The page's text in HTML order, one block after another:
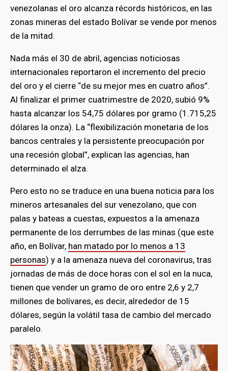
venezolanas el oro alcanza récords históricos, en las
zonas mineras del estado Bolívar se vende por menos
de la mitad.
Nada más el 30 de abril, agencias noticiosas
internacionales reportaron el incremento del precio
del oro y el cierre “de su mejor mes en cuatro años”.
Al finalizar el primer cuatrimestre de 2020, subió 9%
hasta alcanzar los 54,75 dólares por gramo (1.715,25
dólares la onza). La “flexibilización monetaria de los
bancos centrales y la persistente preocupación por
una recesión global”, explican las agencias, han
determinado el alza.
Pero esto no se traduce en una buena noticia para los
mineros artesanales del sur venezolano, que con
palas y bateas a cuestas, expuestos a la amenaza
permanente de los derrumbes de las minas (que este
año, en Bolívar, han matado por lo menos a 13
personas) y a la amenaza nueva del coronavirus, tras
jornadas de más de doce horas con el sol en la nuca,
tienen que vender un gramo de oro entre 2,6 y 2,7
millones de bolívares, es decir, alrededor de 15
dólares, según la volátil tasa de cambio del mercado
paralelo.